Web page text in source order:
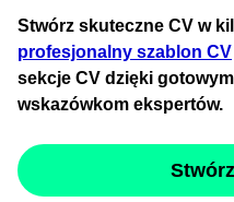
Stwórz skuteczne CV w
profesjonalny szablon CV
sekcje CV dzięki
wskazówkom ekspertów.